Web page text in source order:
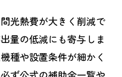
光熱費が大きく削減で
量の低減にも寄与しま
種や設置条件が細かく